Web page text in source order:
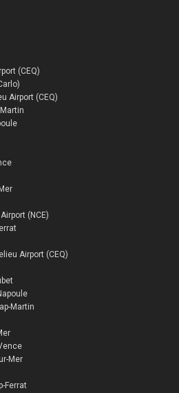
(CEQ)
Airport (CEQ)
(NCE)
Airport (CEQ)
Martin
Mer
Ferrat